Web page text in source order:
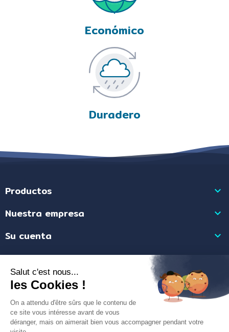
Económico
Duradero
Productos 
Nuestra empresa 
Su cuenta 
Información de la tienda
Comerciante aprobado por la Sociedad de Opiniones Contrastadas,haga
clic aquí para mostrar el certificado